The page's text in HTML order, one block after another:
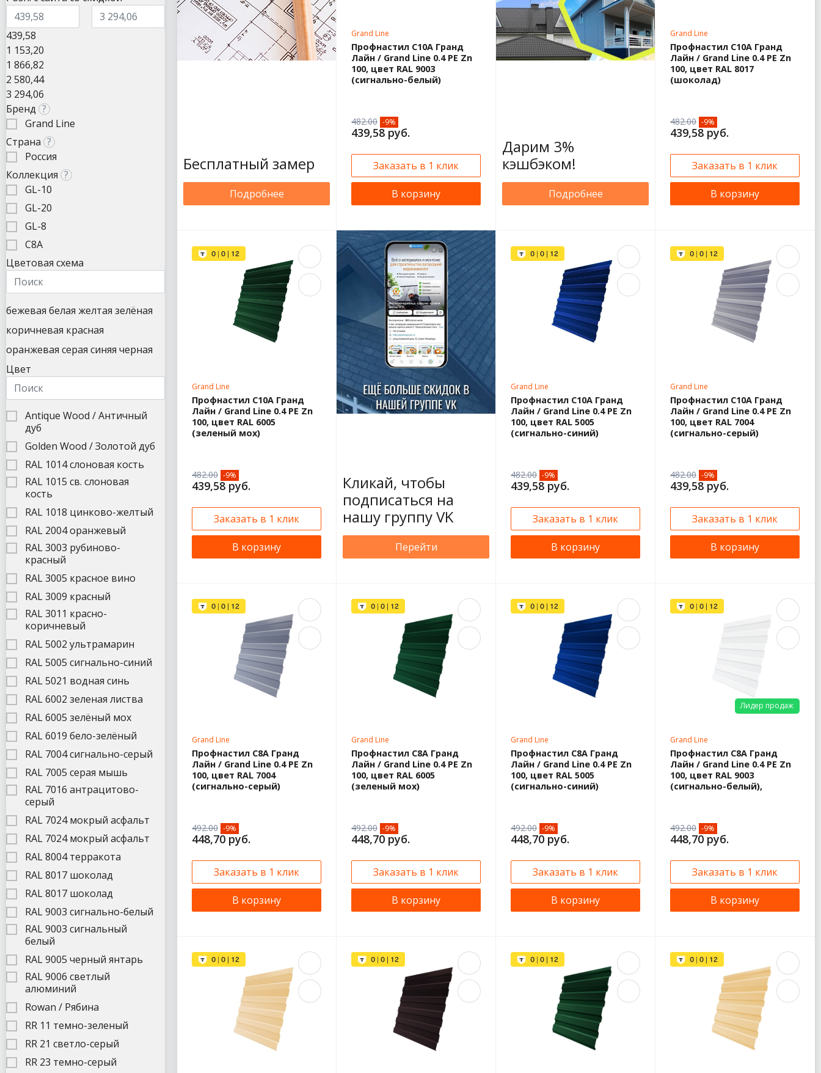
Бесплатный замер
Подробнее
Grand Line
Профнастил С10А Гранд
Лайн / Grand Line 0.4 PE Zn
100, цвет RAL 9003
(сигнально-белый)
482.00 -9%
439,58 руб.
Заказать в 1 клик
В корзину
Дарим 3%
кэшбэком!
Подробнее
Grand Line
Профнастил С10А Гранд
Лайн / Grand Line 0.4 PE Zn
100, цвет RAL 8017
(шоколад)
482.00 -9%
439,58 руб.
Заказать в 1 клик
В корзину
Grand Line
Профнастил С10А Гранд
Лайн / Grand Line 0.4 PE Zn
100, цвет RAL 6005
(зеленый мох)
482.00 -9%
439,58 руб.
Заказать в 1 клик
В корзину
Кликай, чтобы
подписаться на
нашу группу VK
Перейти
Grand Line
Профнастил С10А Гранд
Лайн / Grand Line 0.4 PE Zn
100, цвет RAL 5005
(сигнально-синий)
482.00 -9%
439,58 руб.
Заказать в 1 клик
В корзину
Grand Line
Профнастил С10А Гранд
Лайн / Grand Line 0.4 PE Zn
100, цвет RAL 7004
(сигнально-серый)
482.00 -9%
439,58 руб.
Заказать в 1 клик
В корзину
Grand Line
Профнастил С8A Гранд
Лайн / Grand Line 0.4 PE Zn
100, цвет RAL 7004
(сигнально-серый)
492.00 -9%
448,70 руб.
Заказать в 1 клик
В корзину
Grand Line
Профнастил С8A Гранд
Лайн / Grand Line 0.4 PE Zn
100, цвет RAL 6005
(зеленый мох)
492.00 -9%
448,70 руб.
Заказать в 1 клик
В корзину
Grand Line
Профнастил С8A Гранд
Лайн / Grand Line 0.4 PE Zn
100, цвет RAL 5005
(сигнально-синий)
492.00 -9%
448,70 руб.
Заказать в 1 клик
В корзину
Лидер продаж
Grand Line
Профнастил С8A Гранд
Лайн / Grand Line 0.4 PE Zn
100, цвет RAL 9003
(сигнально-белый),
492.00 -9%
448,70 руб.
Заказать в 1 клик
В корзину
439,58
1 153,20
1 866,82
2 580,44
3 294,06
Бренд ?
Grand Line
Страна ?
Россия
Коллекция ?
GL-10
GL-20
GL-8
С8А
Цветовая схема
бежевая белая желтая зелёная
коричневая красная
оранжевая серая синяя черная
Цвет
Antique Wood / Античный
дуб
Golden Wood / Золотой дуб
RAL 1014 слоновая кость
RAL 1015 св. слоновая
кость
RAL 1018 цинково-желтый
RAL 2004 оранжевый
RAL 3003 рубиново-
красный
RAL 3005 красное вино
RAL 3009 красный
RAL 3011 красно-
коричневый
RAL 5002 ультрамарин
RAL 5005 сигнально-синий
RAL 5021 водная синь
RAL 6002 зеленая листва
RAL 6005 зелёный мох
RAL 6019 бело-зелёный
RAL 7004 сигнально-серый
RAL 7005 серая мышь
RAL 7016 антрацитово-
серый
RAL 7024 мокрый асфальт
RAL 7024 мокрый асфальт
RAL 8004 терракота
RAL 8017 шоколад
RAL 8017 шоколад
RAL 9003 сигнально-белый
RAL 9003 сигнальный
белый
RAL 9005 черный янтарь
RAL 9006 светлый
алюминий
Rowan / Рябина
RR 11 темно-зеленый
RR 21 светло-серый
RR 23 темно-серый